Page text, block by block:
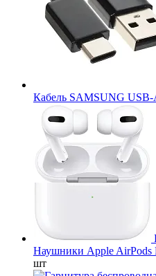
Кабель SAMSUNG
Наушники Apple AirPods
шт